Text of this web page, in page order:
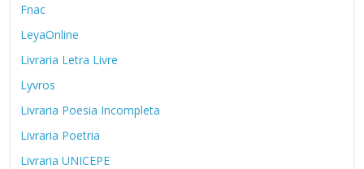
Fnac
LeyaOnline
Livraria Letra Livre
Lyvros
Livraria Poesia Incompleta
Livraria Poetria
Livraria UNICEPE